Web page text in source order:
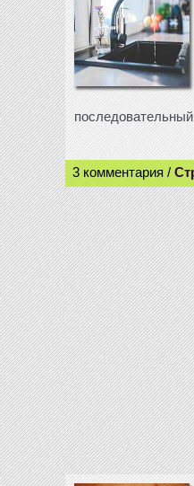
3 комментария /